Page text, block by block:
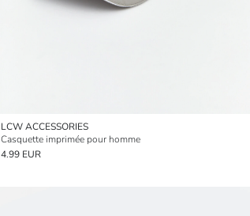
LCW ACCESSORIES
Casquette imprimée pour homme
4.99 EUR